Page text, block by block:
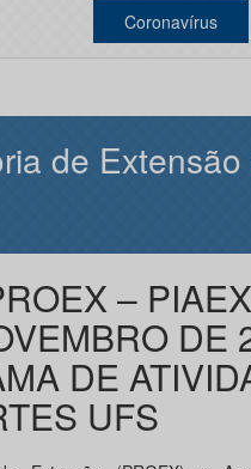
Coronavírus
de
–
DE
DE
UFS